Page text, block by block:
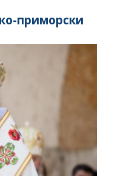
приморски